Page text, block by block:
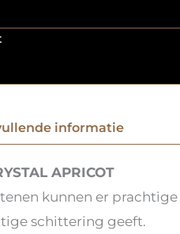
informatie
APRICOT
kunnen er
schittering geeft.